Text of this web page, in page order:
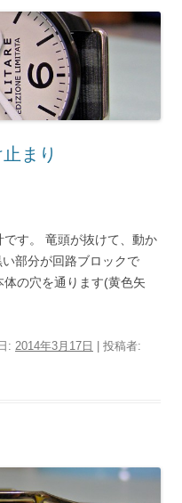
まり
す。 竜頭が抜けて、動か
部分が回路ブロックで
の穴を通ります(黄色矢
: 2014年3月17日 | 投稿者: